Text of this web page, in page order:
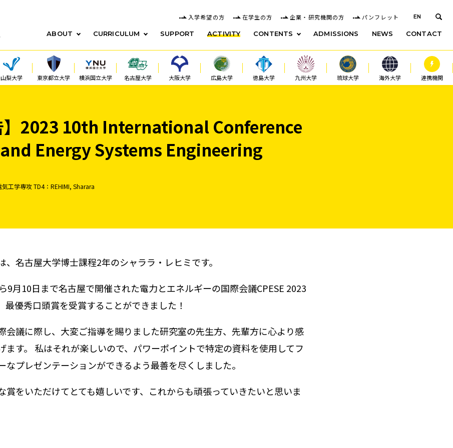
入学希望の方 在学生の方 企業・研究機関の方 パンフレット EN
ABOUT CURRICULUM SUPPORT ACTIVITY CONTENTS ADMISSIONS NEWS CONTACT
山梨大学 東京都立大学 横浜国立大学 名古屋大学 大阪大学 広島大学 徳島大学 九州大学 琉球大学 海外大学 連携機関
】2023 10th International Conference
Energy Systems Engineering
工学専攻 TD4：REHIMI, Sharara
、名古屋大学博士課程2年のシャララ・レヒミです。
9月10日まで名古屋で開催された電力とエネルギーの国際会議CPESE 2023
最優秀口頭賞を受賞することができました！
会議に際し、大変ご指導を賜りました研究室の先生方、先輩方に心より感
ます。 私はそれが楽しいので、パワーポイントで特定の資料を使用してフ
なプレゼンテーションができるよう最善を尽くしました。
賞をいただけてとても嬉しいです、これからも頑張っていきたいと思いま